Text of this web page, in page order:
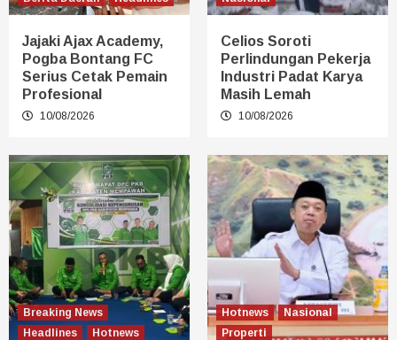
Jajaki Ajax Academy,
Pogba Bontang FC
Serius Cetak Pemain
Profesional
10/08/2026
Celios Soroti
Perlindungan Pekerja
Industri Padat Karya
Masih Lemah
10/08/2026
Breaking News
Headlines
Hotnews
Hotnews
Nasional
Properti